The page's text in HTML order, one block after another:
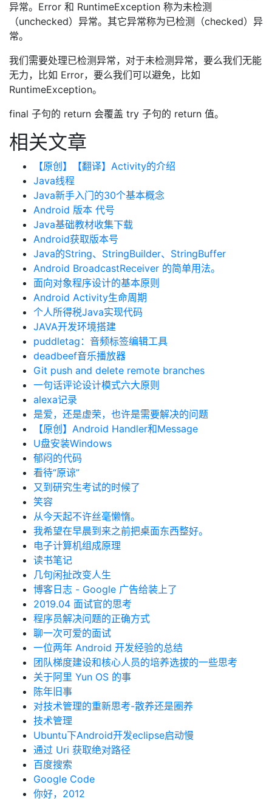
异常。Error 和 RuntimeException 称为未检测
（unchecked）异常。其它异常称为已检测（checked）异
常。
我们需要处理已检测异常，对于未检测异常，要么我们无能
无力，比如 Error，要么我们可以避免，比如
RuntimeException。
final 子句的 return 会覆盖 try 子句的 return 值。
相关文章
【原创】【翻译】Activity的介绍
Java线程
Java新手入门的30个基本概念
Android 版本 代号
Java基础教材收集下载
Android获取版本号
Java的String、StringBuilder、StringBuffer
Android BroadcastReceiver 的简单用法。
面向对象程序设计的基本原则
Android Activity生命周期
个人所得税Java实现代码
JAVA开发环境搭建
puddletag：音频标签编辑工具
deadbeef音乐播放器
Git push and delete remote branches
一句话评论设计模式六大原则
alexa记录
是爱，还是虚荣，也许是需要解决的问题
【原创】Android Handler和Message
U盘安装Windows
郁闷的代码
看待“原谅”
又到研究生考试的时候了
笑容
从今天起不许丝毫懒惰。
我希望在早晨到来之前把桌面东西整好。
电子计算机组成原理
读书笔记
几句闲扯改变人生
博客日志 - Google 广告给装上了
2019.04 面试官的思考
程序员解决问题的正确方式
聊一次可爱的面试
一位两年 Android 开发经验的总结
团队梯度建设和核心人员的培养选拔的一些思考
关于阿里 Yun OS 的事
陈年旧事
对技术管理的重新思考-散养还是圈养
技术管理
Ubuntu下Android开发eclipse启动慢
通过 Uri 获取绝对路径
百度搜索
Google Code
你好，2012